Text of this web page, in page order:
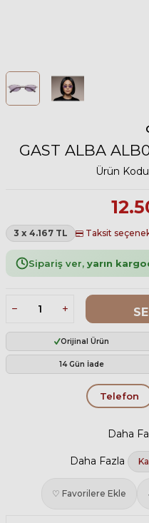
GAST ALBA
Ürün
3 x 4.167 TL Taksit
Sipariş ver, yarın
Orijinal Ürün
14 Gün İade
Telefon
Daha
Daha Fazla
♡ Favorilere Ekle